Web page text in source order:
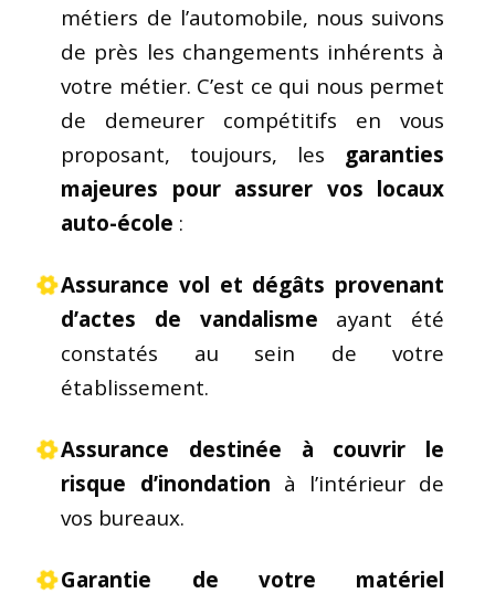
métiers de l’automobile, nous suivons
de près les changements inhérents à
votre métier. C’est ce qui nous permet
de demeurer compétitifs en vous
proposant, toujours, les garanties
majeures pour assurer vos locaux
auto-école :
Assurance vol et dégâts provenant
d’actes de vandalisme ayant été
constatés au sein de votre
établissement.
Assurance destinée à couvrir le
risque d’inondation à l’intérieur de
vos bureaux.
Garantie de votre matériel